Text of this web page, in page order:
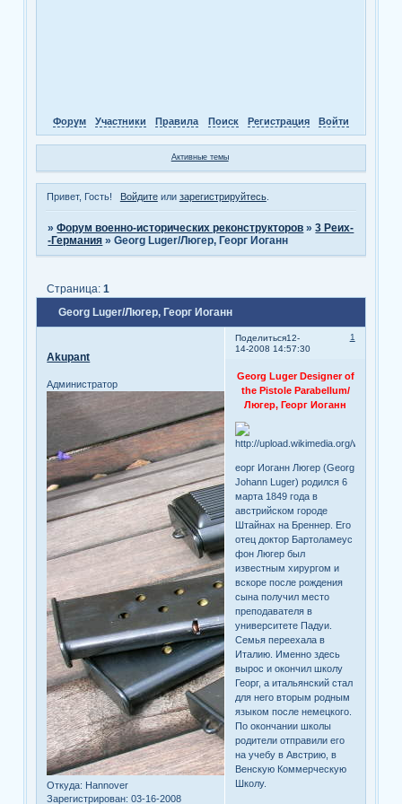
Форум Участники Правила Поиск Регистрация Войти
Активные темы
Привет, Гость! Войдитеили зарегистрируйтесь.
»Форум военно-исторических реконструкторов »3 Реих-
-Германия »Georg Luger/Люгер, Георг Иоганн
Georg Luger/Люгер, Георг Иоганн
Страница:1
Поделиться 1
12-
14-2008 14:57:30
Akupant
Администратор
Откуда: Hannover
Зарегистрирован: 03-16-2008
Georg Luger Designer of
the Pistole Parabellum/
Люгер, Георг Иоганн
еорг Иоганн Люгер (Georg
Johann Luger) родился 6
марта 1849 года в
австрийском городе
Штайнах на Бреннер. Его
отец доктор Бартоламеус
фон Люгер был
известным хирургом и
вскоре после рождения
сына получил место
преподавателя в
университете Падуи.
Семья переехала в
Италию. Именно здесь
вырос и окончил школу
Георг, а итальянский стал
для него вторым родным
языком после немецкого.
По окончании школы
родители отправили его
на учебу в Австрию, в
Венскую Коммерческую
Школу.